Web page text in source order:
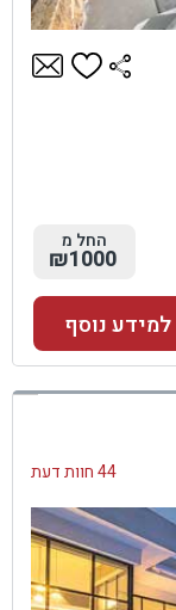
החל מ
₪1000
למידע נוסף
44 חוות דעת